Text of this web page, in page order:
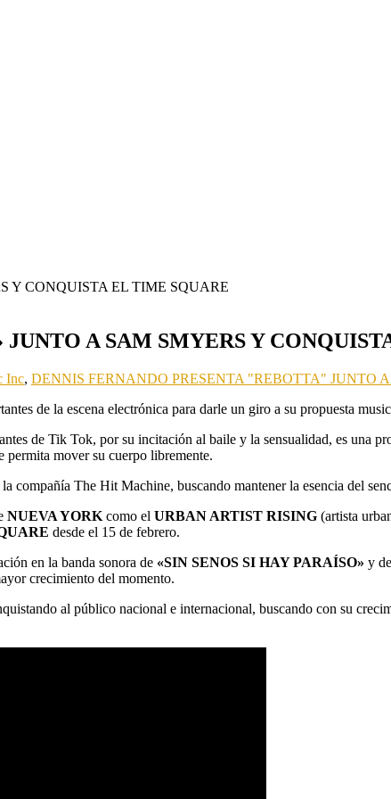
A SAM SMYERS Y
Inc, DENNIS FERNANDO PRESENTA "REBOTTA" JUNTO
de la escena electrónica para darle un giro a su propuesta
de Tik Tok, por su incitación al baile y la sensualidad, es una
permita mover su cuerpo libremente.
compañía The Hit Machine, buscando mantener la esencia del
NUEVA YORK como el URBAN ARTIST RISING (artista
desde el 15 de febrero.
en la banda sonora de «SIN SENOS SI HAY PARAÍSO» y
crecimiento del momento.
al público nacional e internacional, buscando con su